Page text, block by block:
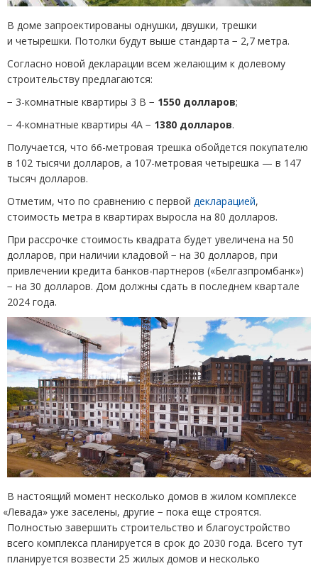
В доме запроектированы однушки, двушки, трешки
и четырешки. Потолки будут выше стандарта − 2,7 метра.
Согласно новой декларации всем желающим к долевому
строительству предлагаются:
− 3-комнатные квартиры 3 В − 1550 долларов;
− 4-комнатные квартиры 4А − 1380 долларов.
Получается, что 66-метровая трешка обойдется покупателю
в 102 тысячи долларов, а 107-метровая четырешка — в 147
тысяч долларов.
Отметим, что по сравнению с первой декларацией,
стоимость метра в квартирах выросла на 80 долларов.
При рассрочке стоимость квадрата будет увеличена на 50
долларов, при наличии кладовой − на 30 долларов, при
привлечении кредита банков-партнеров («Белгазпромбанк»)
− на 30 долларов. Дом должны сдать в последнем квартале
2024 года.
В настоящий момент несколько домов в жилом комплексе
«Левада» уже заселены, другие − пока еще строятся.
Полностью завершить строительство и благоустройство
всего комплекса планируется в срок до 2030 года. Всего тут
планируется возвести 25 жилых домов и несколько